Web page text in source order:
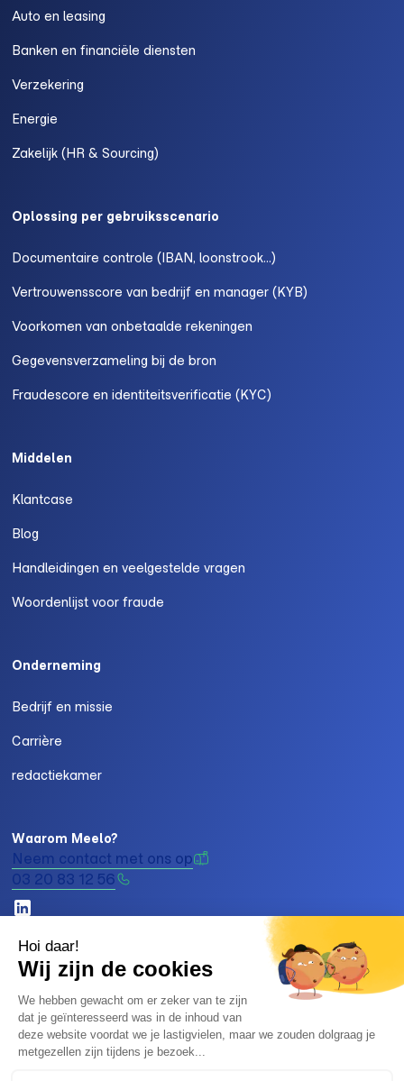
Auto en leasing
Banken en financiële diensten
Verzekering
Energie
Zakelijk (HR & Sourcing)
Oplossing per gebruiksscenario
Documentaire controle (IBAN, loonstrook...)
Vertrouwensscore van bedrijf en manager (KYB)
Voorkomen van onbetaalde rekeningen
Gegevensverzameling bij de bron
Fraudescore en identiteitsverificatie (KYC)
Middelen
Klantcase
Blog
Handleidingen en veelgestelde vragen
Woordenlijst voor fraude
Onderneming
Bedrijf en missie
Carrière
redactiekamer
Waarom Meelo?
Neem contact met ons op
03 20 83 12 56